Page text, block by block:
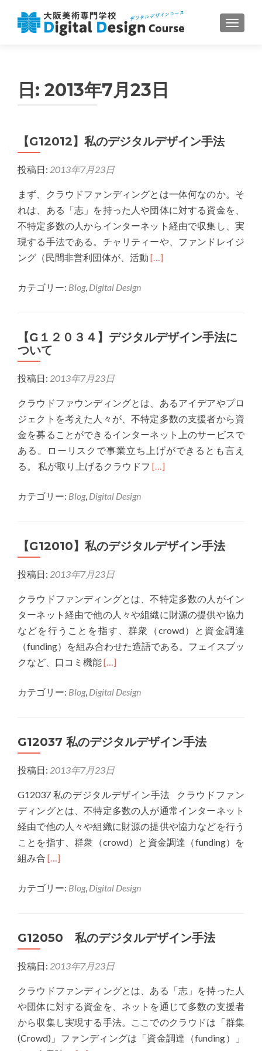
ナビゲ
日: 2013年7月23日
【G12012】私のデジタルデザイン手法
投稿日: 2013年7月23日
まず、クラウドファンディングとは一体何なのか。そ
れは、ある「志」を持った人や団体に対する資金を、
不特定多数の人からインターネット経由で収集し、実
現する手法である。チャリティーや、ファンドレイジ
ング（民間非営利団体が、活動 Read
の
デ
ザ
イ
ン
[…]
カテゴリー: Blog, Digital Design
【G１２０３４】デジタルデザイン手法に
ついて
投稿日: 2013年7月23日
クラウドファウンディングとは、あるアイデアやプロ
ジェクトを考えた人々が、不特定多数の支援者から資
金を募ることができるインターネット上のサービスで
ある。ローリスクで事業立ち上げができるとも言え
る。 私が取り上げるクラウドフ Read
２
４】
デ
タ
手
法
い
て
[…]
カテゴリー: Blog, Digital Design
【G12010】私のデジタルデザイン手法
投稿日: 2013年7月23日
クラウドファンディングとは、不特定多数の人がイン
ターネット経由で他の人々や組織に財源の提供や協力
などを行うことを指す、群衆（crowd）と資金調達
（funding）を組み合わせた造語である。フェイスブッ
クなど、口コミ機能Read
about
の
ジ
ル
デ
手
[…]
カテゴリー: Blog, Digital Design
G12037 私のデジタルデザイン手法
投稿日: 2013年7月23日
G12037 私のデジタルデザイン手法 クラウドファン
ディングとは、不特定多数の人が通常インターネット
経由で他の人々や組織に財源の提供や協力などを行う
ことを指す、群衆（crowd）と資金調達（funding）を
組み合 Read
about
の
ジ
デ
イ
[…]
カテゴリー: Blog, Digital Design
G12050 私のデジタルデザイン手法
投稿日: 2013年7月23日
クラウドファンディングとは、ある「志」を持った人
や団体に対する資金を、ネットを通じて多数の支援者
から収集し実現する手法。ここでのクラウドは「群集
(Crowd)」ファンディングは「資金調達（funding）」